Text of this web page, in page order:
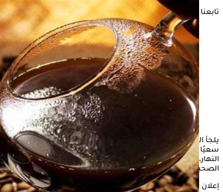
تابعنا على
يلجأ الكثير من الناس إلى تناول الكافيين بكميات كبيرة في رمضان
سعيًا منهم إلى تعويض عدم تناول
القهوةوالشاي خلال ساعات
النهار، ولكن قد يتسبب في ذلك في بعض المشكلات والأضرار
الصحية.
إعلان